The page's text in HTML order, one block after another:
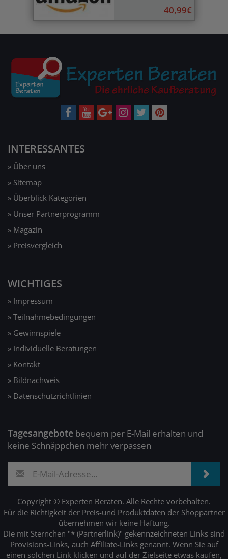
40,99€
INTERESSANTES
» Über uns
» Sitemap
» Überblick Kategorien
» Unser Partnerprogramm
» Magazin
» Preisvergleich
WICHTIGES
» Impressum
» Teilnahmebedingungen
» Gewinnspiele
» Individuelle Beratungen
» Kontakt
» Bildnachweis
» Datenschutzrichtlinien
Tagesangebote bequem per E-Mail erhalten und
keine Schnäppchen mehr verpassen
Copyright © Experten Beraten. Alle Rechte vorbehalten.
Für die Richtigkeit der Preis-und Produktdaten der Shoppartner
übernehmen wir keine Haftung.
Die mit Sternchen "* (Partnerlink)" gekennzeichneten Links sind
Provisions-Links, auch Affiliate-Links genannt. Wenn Sie auf
einen solchen Link klicken und auf der Zielseite etwas kaufen,